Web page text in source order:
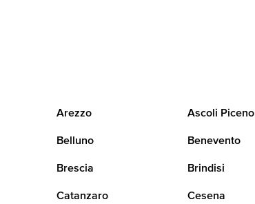
Arezzo Ascoli Piceno
Belluno Benevento
Brescia Brindisi
Catanzaro Cesena